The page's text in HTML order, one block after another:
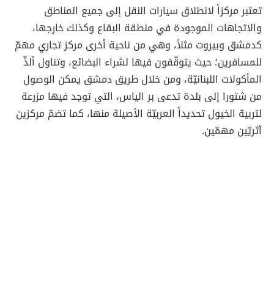
تعتبر مركزاً لانطلاق سيارات النقل إلى جميع المناطق
والاتجاهات الموجودة في منطقة البقاع وكذلك خارجها،
كدمشق وبيروت مثلاً، وهي من ناحية أخرى مركز تجاري مهمّ
للمسافرين؛ حيث يتوقّفون فيها لشراء البضائع، وتناول ألذّ
المأكولات اللبنانيّة، ومن خلال طريق دمشق يمكن الوصول
من شتورا إلى بلدة تدعى بر الياس، التي توجد فيها مزرعة
لتربية الخيول تحديداً العربيّة الأصيلة منها، كما تضمّ مركزين
أثريّين مهمّين.